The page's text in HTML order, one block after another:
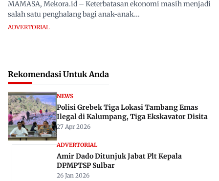
MAMASA, Mekora.id – Keterbatasan ekonomi masih menjadi
salah satu penghalang bagi anak-anak...
ADVERTORIAL